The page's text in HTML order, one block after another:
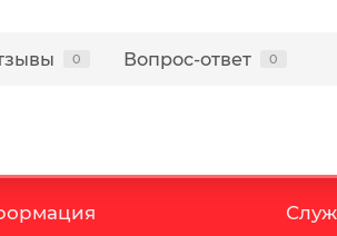
0 Вопрос-ответ 0